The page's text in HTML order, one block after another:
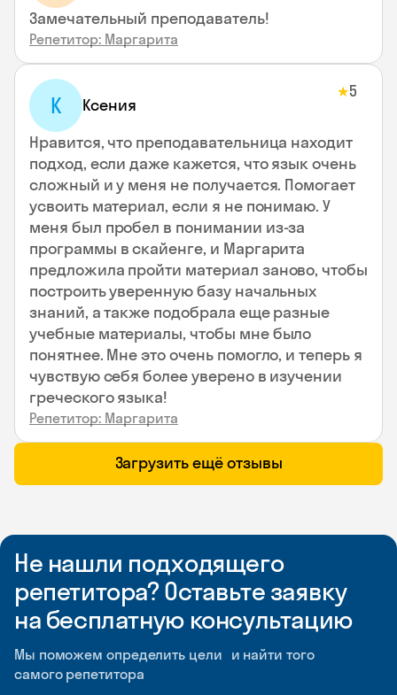
Замечательный преподаватель!
Репетитор: Маргарита
К Ксения
★5
Нравится, что преподавательница находит
подход, если даже кажется, что язык очень
сложный и у меня не получается. Помогает
усвоить материал, если я не понимаю. У
меня был пробел в понимании из-за
программы в скайенге, и Маргарита
предложила пройти материал заново, чтобы
построить уверенную базу начальных
знаний, а также подобрала еще разные
учебные материалы, чтобы мне было
понятнее. Мне это очень помогло, и теперь я
чувствую себя более уверено в изучении
греческого языка!
Репетитор: Маргарита
Загрузить ещё отзывы
Не нашли подходящего
репетитора? Оставьте заявку
на бесплатную консультацию
Мы поможем определить цели и найти того
самого репетитора